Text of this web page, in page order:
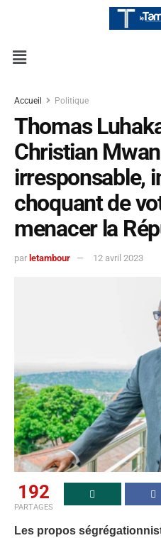
Accueil Politique
Thomas
Christian
irresponsable,
choquant de
menacer la
par letambour 12 avril 2023
192
PARTAGES
Les propos